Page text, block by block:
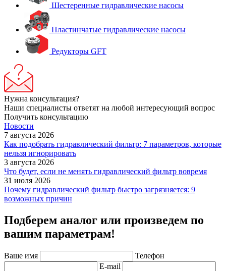
Шестеренные гидравлические насосы
Пластинчатые гидравлические насосы
Редукторы GFT
Нужна консультация?
Наши специалисты ответят на любой интересующий вопрос
Получить консультацию
Новости
7 августа 2026
Как подобрать гидравлический фильтр: 7 параметров, которые
нельзя игнорировать
3 августа 2026
Что будет, если не менять гидравлический фильтр вовремя
31 июля 2026
Почему гидравлический фильтр быстро загрязняется: 9
возможных причин
Подберем аналог или произведем по
вашим параметрам!
Ваше имя
Телефон
E-mail